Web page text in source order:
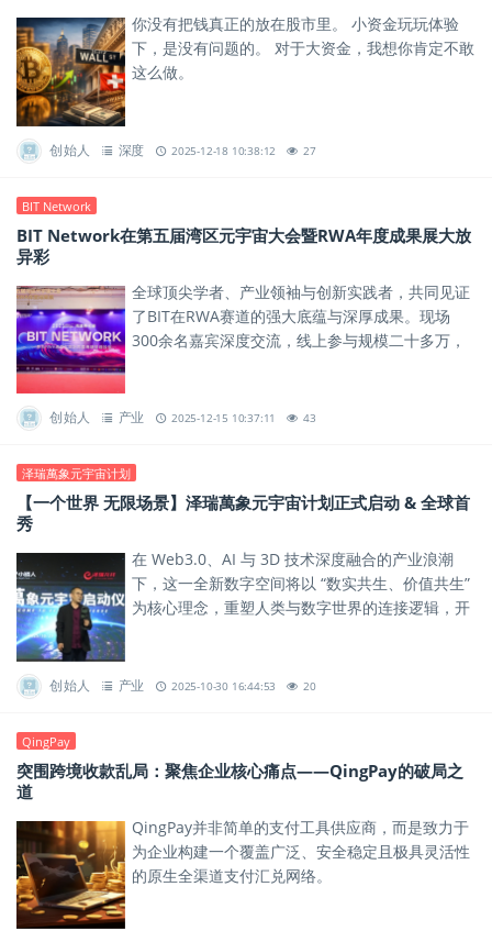
你没有把钱真正的放在股市里。 小资金玩玩体验
下，是没有问题的。 对于大资金，我想你肯定不敢
这么做。
创始人 深度 2025-12-18 10:38:12 27
BIT Network
BIT Network在第五届湾区元宇宙大会暨RWA年度成果展大放
异彩
全球顶尖学者、产业领袖与创新实践者，共同见证
了BIT在RWA赛道的强大底蕴与深厚成果。现场
300余名嘉宾深度交流，线上参与规模二十多万，
创始人 产业 2025-12-15 10:37:11 43
泽瑞萬象元宇宙计划
【一个世界 无限场景】泽瑞萬象元宇宙计划正式启动 & 全球首
秀
在 Web3.0、AI 与 3D 技术深度融合的产业浪潮
下，这一全新数字空间将以 “数实共生、价值共生”
为核心理念，重塑人类与数字世界的连接逻辑，开
创始人 产业 2025-10-30 16:44:53 20
QingPay
突围跨境收款乱局：聚焦企业核心痛点——QingPay的破局之
道
QingPay并非简单的支付工具供应商，而是致力于
为企业构建一个覆盖广泛、安全稳定且极具灵活性
的原生全渠道支付汇兑网络。